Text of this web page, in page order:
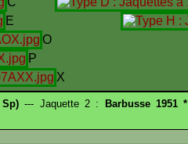
E
O
P
X
--- Jaquette 2 : Barbusse 1951 *